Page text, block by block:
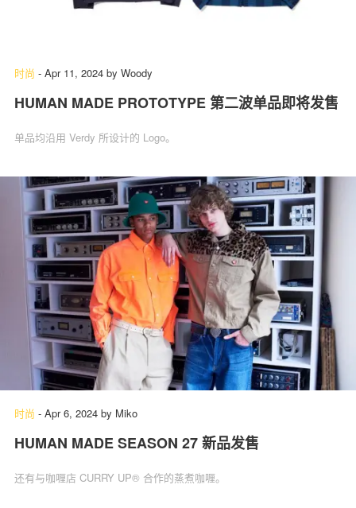
时尚 - Apr 11, 2024 by Woody
HUMAN MADE PROTOTYPE 第二波单品即将发售
单品均沿用 Verdy 所设计的 Logo。
时尚 - Apr 6, 2024 by Miko
HUMAN MADE SEASON 27 新品发售
还有与咖喱店 CURRY UP® 合作的蒸煮咖喱。